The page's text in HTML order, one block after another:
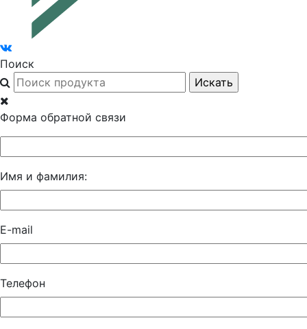
Поиск
Форма обратной связи
Имя и фамилия:
E-mail
Телефон